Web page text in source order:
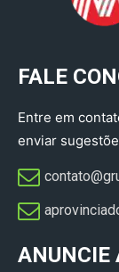
FALE
Entre em
enviar
ANUNCIE